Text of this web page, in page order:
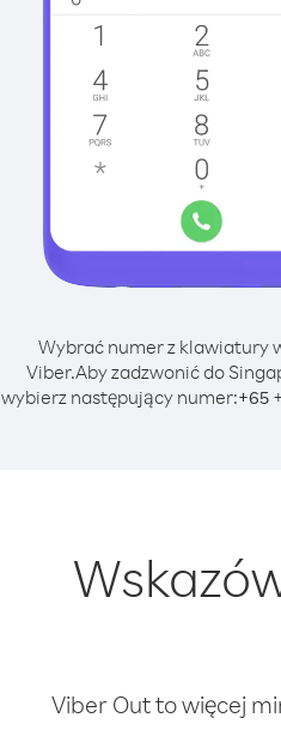
Wybrać numer z klawiatury
Viber.Aby zadzwonić do
wybierz następujący numer:+65+
Viber Out to więcej